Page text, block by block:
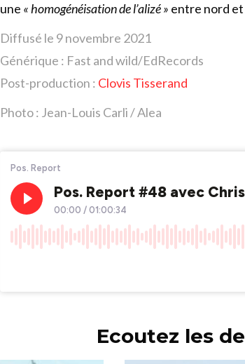
une « homogénéisation de l’alizé » entre nord
Diffusé le 9 novembre 2021
Générique : Fast and wild/EdRecords
Post-production : Clovis Tisserand
Photo : Jean-Louis Carli / Alea
Ecoutez les